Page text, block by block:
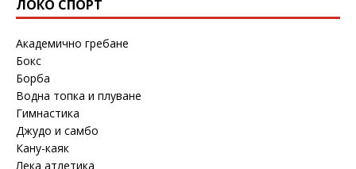
ЛОКО СПОРТ
Академично гребане
Бокс
Борба
Водна топка и плуване
Гимнастика
Джудо и самбо
Кану-каяк
Лека атлетика